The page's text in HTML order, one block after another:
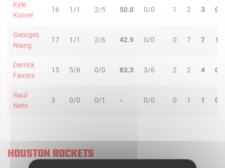
Kyle
Korver
16 1/1 2/5 50.0 0/0 1 2 3 0
Georges
Niang
17 1/1 2/6 42.9 0/0 0 7 7 1
Derrick
Favors
15 5/6 0/0 83.3 3/6 2 2 4 0
Raul
Neto
3 0/0 0/1 - 0/0 0 1 1 0
HOUSTON ROCKETS